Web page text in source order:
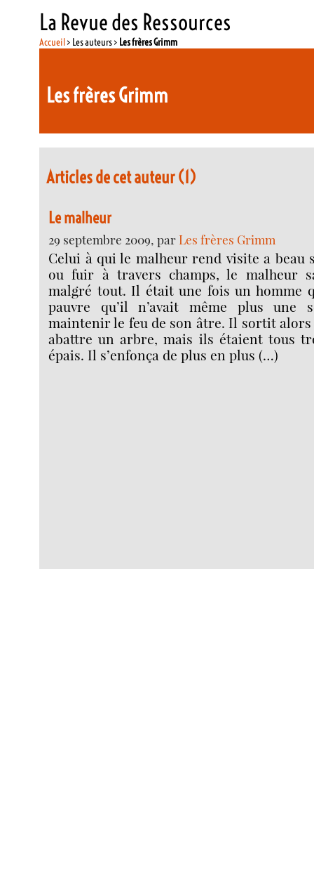
La Revue des Ressources
Accueil> Les auteurs > Les frères Grimm
Les frères Grimm
Articles de cet auteur (1)
Le malheur
29 septembre 2009, parLes frères Grimm
Celui à qui le malheur rend visite a beau
ou fuir à travers champs, le malheur
malgré tout. Il était une fois un homme
pauvre qu’il n’avait même plus une
maintenir le feu de son âtre. Il sortit
abattre un arbre, mais ils étaient tous
épais. Il s’enfonça de plus en plus (…)